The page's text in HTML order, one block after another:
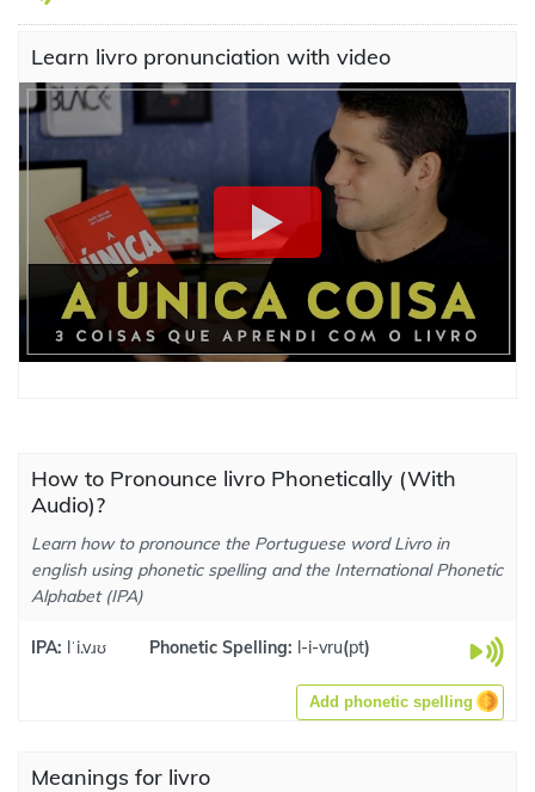
Learn livro pronunciation with video
How to Pronounce livro Phonetically (With
Audio)?
Learn how to pronounce the Portuguese word Livro in
english using phonetic spelling and the International Phonetic
Alphabet (IPA)
IPA: lˈi.vɹʊ Phonetic Spelling: l-i-vru(pt)
Add phonetic spelling
Meanings for livro